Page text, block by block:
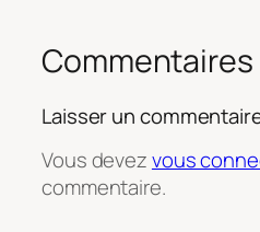
Commentaires
Laisser un
Vous devezvous
commentaire.